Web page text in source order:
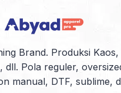
hanya outlet offline saja, di
Brand. Produksi Kaos,
dll. Pola reguler,
manual, DTF, sublime,